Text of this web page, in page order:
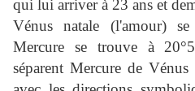
qui lui arriver à 23 ans et
Vénus natale (l'amour)
Mercure se trouve à
séparent Mercure de